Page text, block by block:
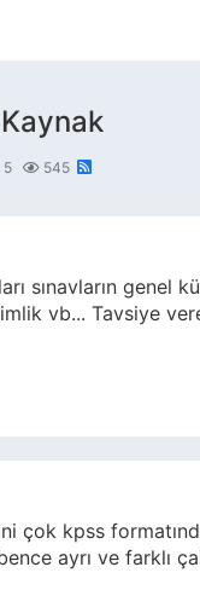
5 545
sınavların genel
vb... Tavsiye
çok kpss
ayrı ve farklı